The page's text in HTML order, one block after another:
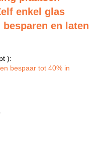
enkel glas
en laten
):
bespaar tot 40% in